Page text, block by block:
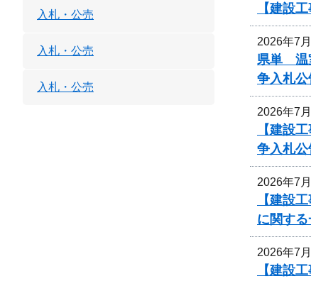
【建設
2026年7
県単 温
争入札公
2026年7
【建設
争入札公
2026年7
【建設
に関す
2026年7
【建設
入札・公売
入札・公売
入札・公売